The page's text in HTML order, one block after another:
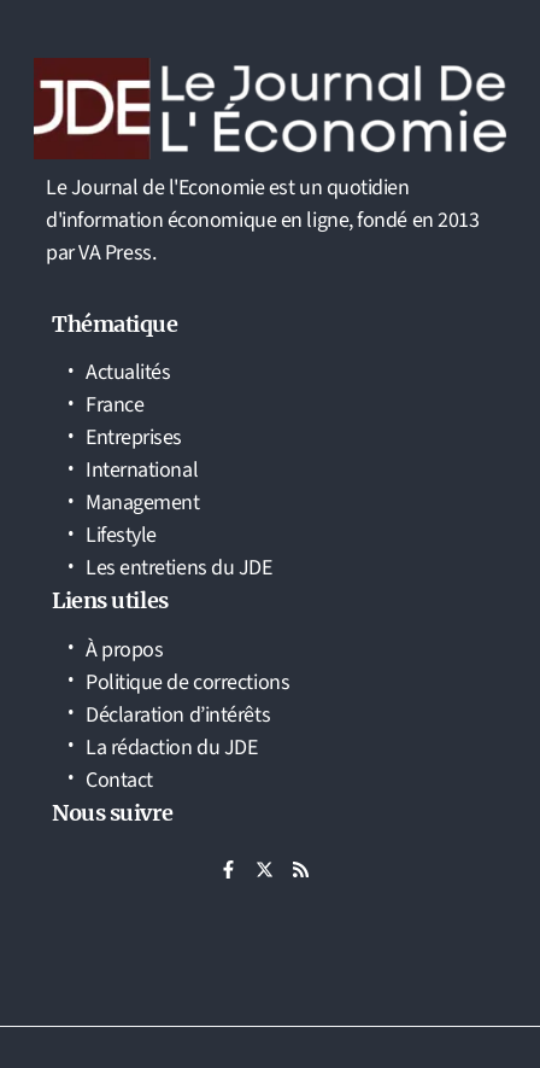
Le Journal de l'Economie est un quotidien
d'information économique en ligne, fondé en 2013
par VA Press.
Thématique
Actualités
France
Entreprises
International
Management
Lifestyle
Les entretiens du JDE
Liens utiles
À propos
Politique de corrections
Déclaration d’intérêts
La rédaction du JDE
Contact
Nous suivre